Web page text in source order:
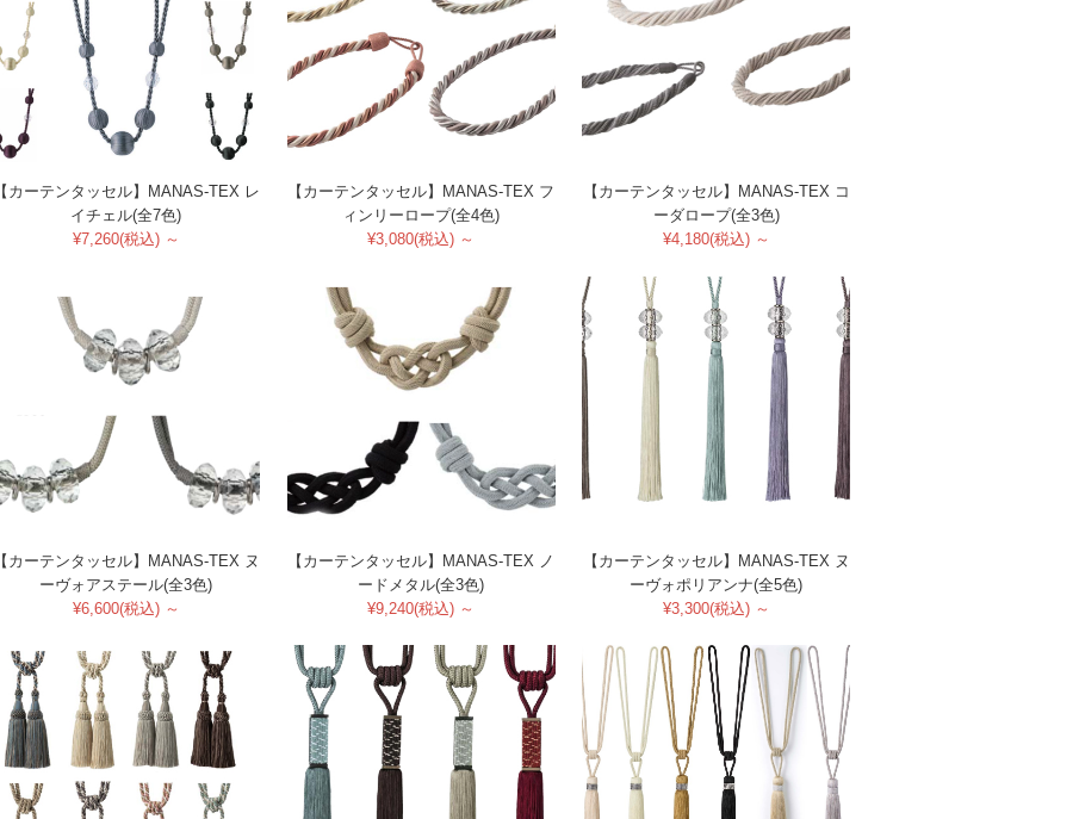
【カーテンタッセル】MANAS-TEX レ
イチェル(全7色)
¥7,260(税込) ～
【カーテンタッセル】MANAS-TEX フ
ィンリーロープ(全4色)
¥3,080(税込) ～
【カーテンタッセル】MANAS-TEX コ
ーダロープ(全3色)
¥4,180(税込) ～
【カーテンタッセル】MANAS-TEX ヌ
ーヴォアステール(全3色)
¥6,600(税込) ～
【カーテンタッセル】MANAS-TEX ノ
ードメタル(全3色)
¥9,240(税込) ～
【カーテンタッセル】MANAS-TEX ヌ
ーヴォポリアンナ(全5色)
¥3,300(税込) ～